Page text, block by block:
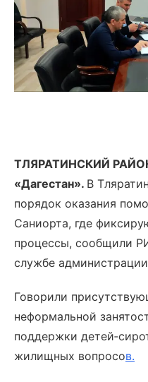
ТЛЯРАТИНСКИЙ
«Дагестан». В
порядок оказания
Саниорта, где
процессы, сообщили
службе
Говорили
неформальной
поддержки
жилищных вопросов.